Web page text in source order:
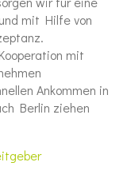
mit Hilfe von
mit
Ankommen in
Berlin ziehen